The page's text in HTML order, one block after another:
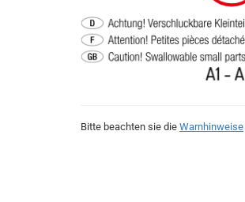
Bitte beachten sie die Warnhinweise